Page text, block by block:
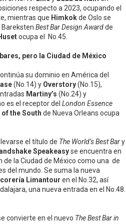
respecto a 2023, ocupando el
mientras que Himkokde Oslo se
Bareksten Best Bar Design Awardde
ocupa el No.45.
pero la Ciudad de México
su dominio en América del
(No.14) y Overstory(No.15),
Martiny’s (No.24) y
es el receptor del London Essence
of the South de Nueva Orleans ocupa
el título de The World’s Best Bary
Speakeasyse encuentra en
de la Ciudad de México como una de
del mundo. Se suma la nueva
Limantour en el No.32, así
una nueva entrada en el No.48.
convierte en el nuevo The Best Bar in